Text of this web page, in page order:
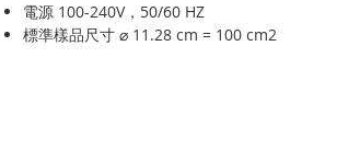
電源 100-240V，50/60 HZ
標準樣品尺寸 ⌀ 11.28 cm = 100 cm2